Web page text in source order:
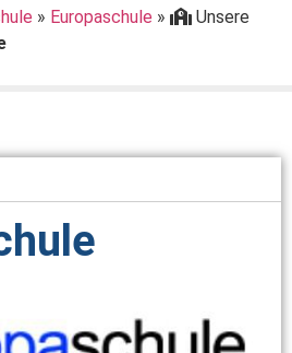
» Europaschule »
Unsere